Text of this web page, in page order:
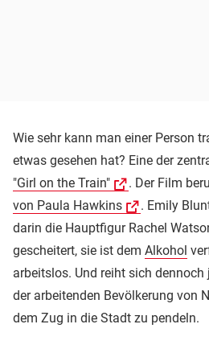
Wie sehr kann man einer Person
etwas gesehen hat? Eine der
"Girl on the Train"
. Der Film
von Paula Hawkins
. Emily
darin die Hauptfigur Rachel
gescheitert, sie ist dem Alkohol
arbeitslos. Und reiht sich dennoch
der arbeitenden Bevölkerung von
dem Zug in die Stadt zu pendeln.